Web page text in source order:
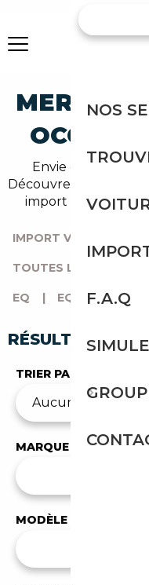
Envie d'acheter
Découvrez un grand
import avec
IMPORT VOITURE
TOUTES LES
EQ | EQE-53
RÉSULTATS DE
TRIER PAR
MARQUE
MODÈLE
NOS
F.A.Q